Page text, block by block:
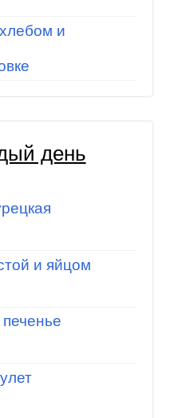
и
день
и яйцом